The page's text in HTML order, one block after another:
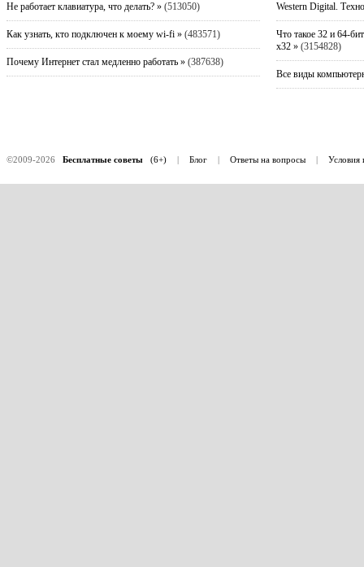
Не работает клавиатура, что делать? »(513050)
Как узнать, кто подключен к моему wi-fi »(483571)
Почему Интернет стал медленно работать »(387638)
Western Digital.
Что такое 32 и 64-
x32 »(3154828)
Все виды
©2009-2026 Бесплатные советы(6+) | Блог | Ответы на вопросы | Условия